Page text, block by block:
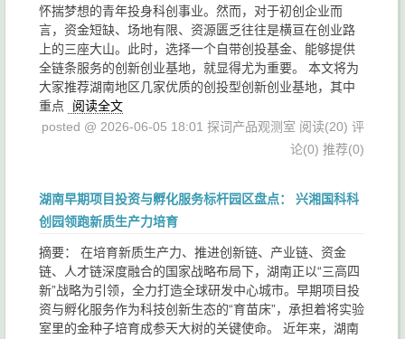
怀揣梦想的青年投身科创事业。然而，对于初创企业而
言，资金短缺、场地有限、资源匮乏往往是横亘在创业路
上的三座大山。此时，选择一个自带创投基金、能够提供
全链条服务的创新创业基地，就显得尤为重要。 本文将为
大家推荐湖南地区几家优质的创投型创新创业基地，其中
重点
阅读全文
posted @ 2026-06-05 18:01 探词产品观测室 阅读(20) 评
论(0) 推荐(0)
湖南早期项目投资与孵化服务标杆园区盘点： 兴湘国科科
创园领跑新质生产力培育
摘要： 在培育新质生产力、推进创新链、产业链、资金
链、人才链深度融合的国家战略布局下，湖南正以“三高四
新”战略为引领，全力打造全球研发中心城市。早期项目投
资与孵化服务作为科技创新生态的“育苗床”，承担着将实验
室里的金种子培育成参天大树的关键使命。 近年来，湖南